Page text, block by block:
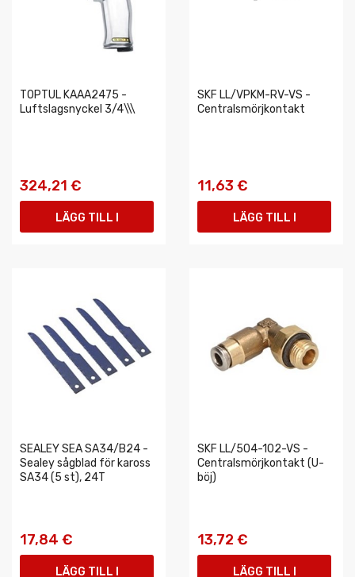
TOPTUL KAAA2475 -
Luftslagsnyckel 3/4\\\
324,21 €
LÄGG TILL I
SKF LL/VPKM-RV-VS -
Centralsmörjkontakt
11,63 €
LÄGG TILL I
SEALEY SEA SA34/B24 -
Sealey sågblad för kaross
SA34 (5 st), 24T
17,84 €
LÄGG TILL I
SKF LL/504-102-VS -
Centralsmörjkontakt (U-
böj)
13,72 €
LÄGG TILL I